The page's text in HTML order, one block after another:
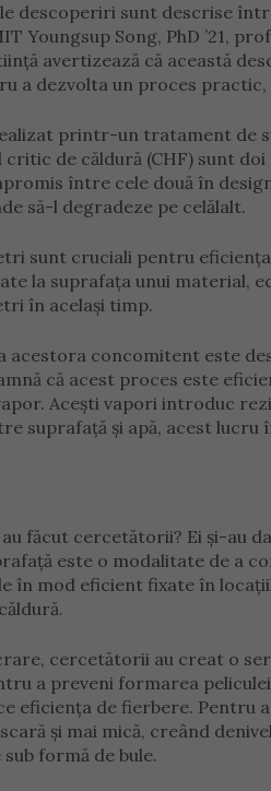
descoperiri sunt descrise
Youngsup Song, PhD ’21,
avertizează că această
a dezvolta un proces practic,
printr-un tratament de
critic de căldură (CHF) sunt
între cele două în
să-l degradeze pe celălalt.
sunt cruciali pentru
la suprafața unui material,
în același timp.
acestora concomitent este
că acest proces este
Acești vapori introduc
suprafață și apă, acest
făcut cercetătorii? Ei și-au
este o modalitate de a
în mod eficient fixate în
cercetătorii au creat o
a preveni formarea
eficiența de fierbere. Pentru
și mai mică, creând
formă de bule.